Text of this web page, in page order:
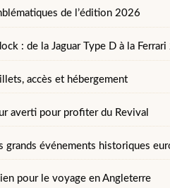
de l’édition 2026
: de la Jaguar Type D à la
accès et hébergement
averti pour profiter du Revival
grands événements historiques
pour le voyage en Angleterre